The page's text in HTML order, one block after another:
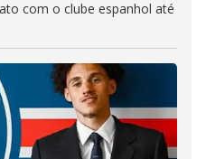
com o clube espanhol até